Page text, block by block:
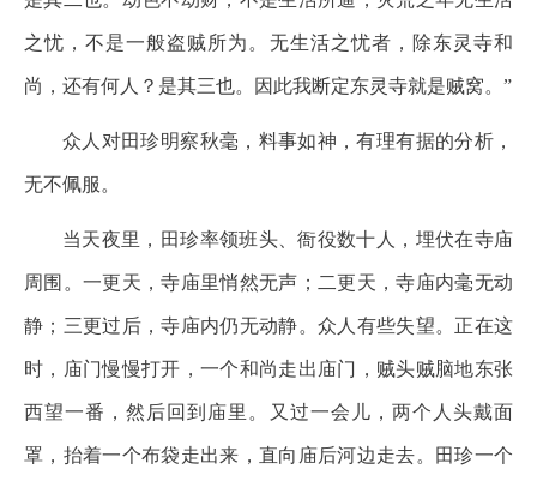
之忧，不是一般盗贼所为。无生活之忧者，除东灵寺和
尚，还有何人？是其三也。因此我断定东灵寺就是贼窝。”
众人对田珍明察秋毫，料事如神，有理有据的分析，
无不佩服。
当天夜里，田珍率领班头、衙役数十人，埋伏在寺庙
周围。一更天，寺庙里悄然无声；二更天，寺庙内毫无动
静；三更过后，寺庙内仍无动静。众人有些失望。正在这
时，庙门慢慢打开，一个和尚走出庙门，贼头贼脑地东张
西望一番，然后回到庙里。又过一会儿，两个人头戴面
罩，抬着一个布袋走出来，直向庙后河边走去。田珍一个